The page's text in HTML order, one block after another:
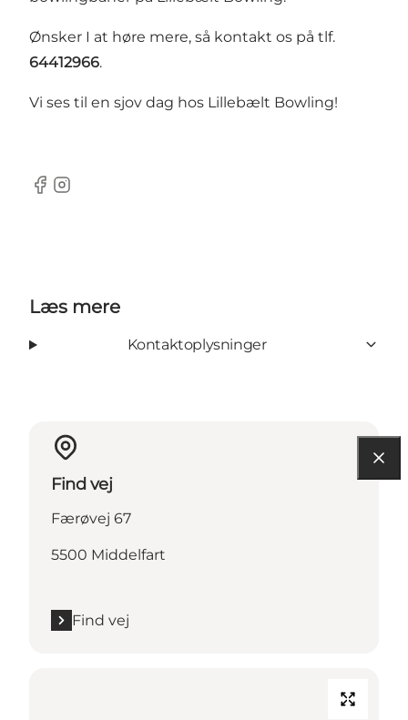
Ønsker I at høre mere, så kontakt os på tlf.
64412966.
Vi ses til en sjov dag hos Lillebælt Bowling!
Facebook
Instagram
Læs mere
Kontaktoplysninger
Find vej
Færøvej 67
5500 Middelfart
Find vej